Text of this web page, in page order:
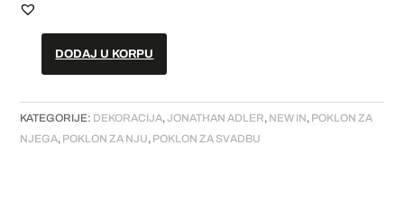
Jastuk
Celestial
količina
DODAJ U KORPU
KATEGORIJE: DEKORACIJA,JONATHAN ADLER, NEW IN, POKLON ZA
NJEGA, POKLON ZA NJU, POKLON ZA SVADBU